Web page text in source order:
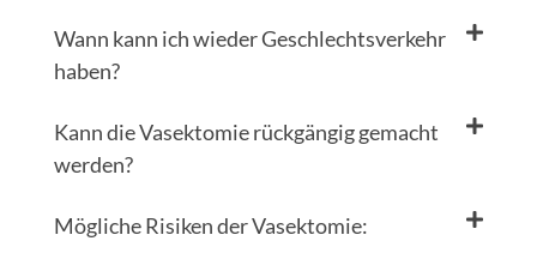
Wann kann ich wieder Geschlechtsverkehr
haben?
Kann die Vasektomie rückgängig gemacht
werden?
Mögliche Risiken der Vasektomie: